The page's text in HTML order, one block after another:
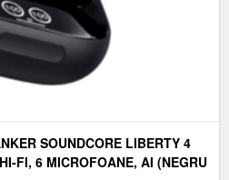
SOUNDCORE LIBERTY 4
FI, 6 MICROFOANE, AI (NEGRU